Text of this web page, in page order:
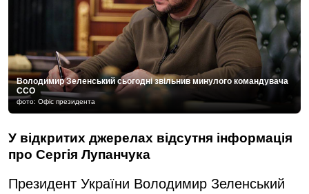
Володимир Зеленський сьогодні звільнив минулого командувача
ССО
фото: Офіс президента
У відкритих джерелах відсутня інформація
про Сергія Лупанчука
Президент України Володимир Зеленський